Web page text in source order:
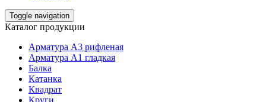
Toggle navigation
Каталог продукции
Арматура А3 рифленая
Арматура А1 гладкая
Балка
Катанка
Квадрат
Круги